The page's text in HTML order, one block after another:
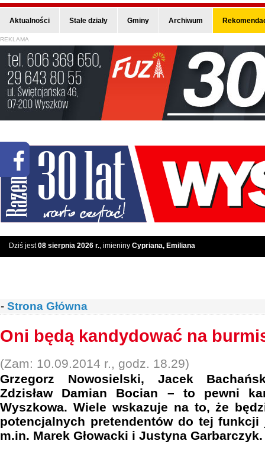
Aktualności Stałe działy Gminy Archiwum
REKLAMA
Dziś jest08 sierpnia 2026 r., imieniny Cypriana, Emiliana
- Strona Główna
Oni będą kandydować na
(Zam: 10.09.2014 r., godz. 18.29)
Grzegorz Nowosielski, Jacek
Zdzisław Damian Bocian – to pewni
Wyszkowa. Wiele wskazuje na to, że
potencjalnych pretendentów do tej funkcji
m.in. Marek Głowacki i Justyna Garbarczyk.